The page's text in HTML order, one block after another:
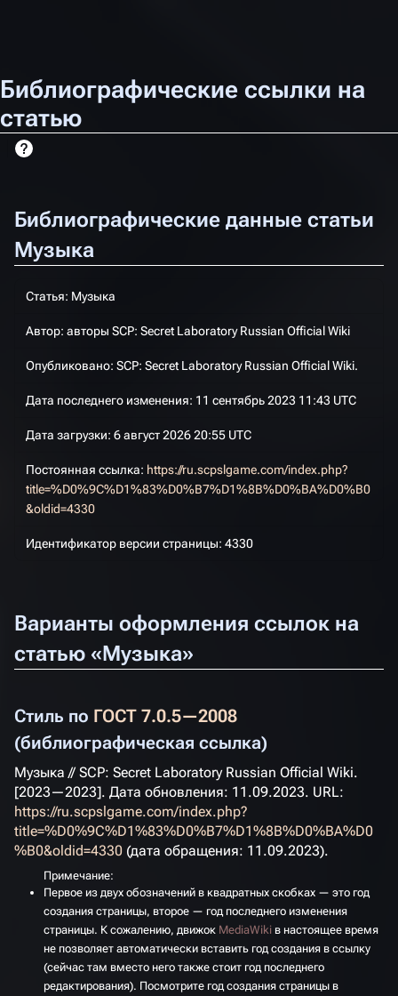
Библиографические ссылки на
статью
Библиографические данные статьи
Музыка
Статья: Музыка
Автор: авторы SCP: Secret Laboratory Russian Official Wiki
Опубликовано: SCP: Secret Laboratory Russian Official Wiki.
Дата последнего изменения: 11 сентябрь 2023 11:43 UTC
Дата загрузки: 6 август 2026 20:55 UTC
Постоянная ссылка: https://ru.scpslgame.com/index.php?
title=%D0%9C%D1%83%D0%B7%D1%8B%D0%BA%D0%B0
&oldid=4330
Идентификатор версии страницы: 4330
Варианты оформления ссылок на
статью «Музыка»
Стиль по ГОСТ 7.0.5—2008
(библиографическая ссылка)
Музыка // SCP: Secret Laboratory Russian Official Wiki.
[2023—2023]. Дата обновления: 11.09.2023. URL:
https://ru.scpslgame.com/index.php?
title=%D0%9C%D1%83%D0%B7%D1%8B%D0%BA%D0
%B0&oldid=4330 (дата обращения: 11.09.2023).
Примечание:
Первое из двух обозначений в квадратных скобках — это год
создания страницы, второе — год последнего изменения
страницы. К сожалению, движок MediaWiki в настоящее время
не позволяет автоматически вставить годсоздания в ссылку
(сейчас там вместо него также стоит год последнего
редактирования). Посмотрите год создания страницы в